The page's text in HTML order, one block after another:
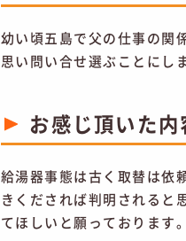
幼い頃五島で父の仕事の関
思い問い合せ選ぶことにし
お感じ頂いた内
給湯器事態は古く取替は依
きくだされば判明されると
てほしいと願っております。